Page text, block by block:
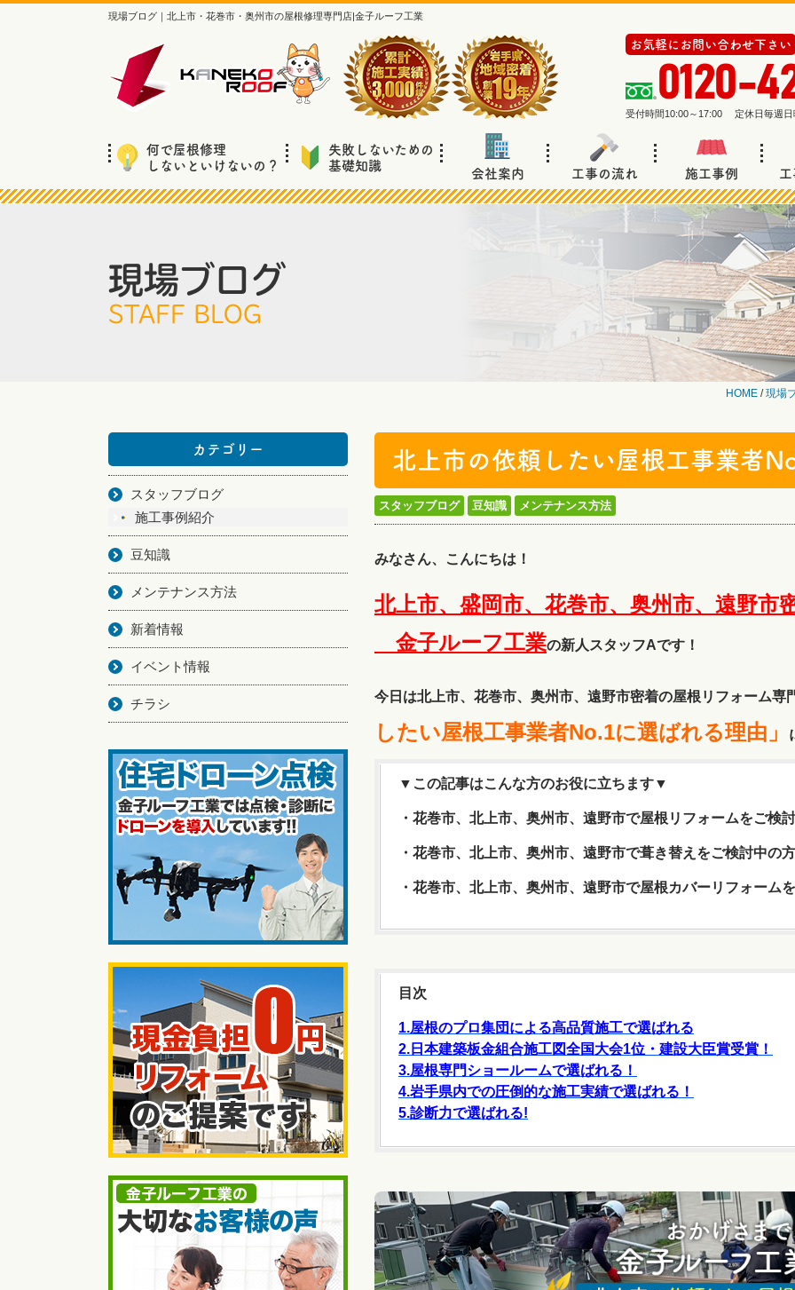
現場ブログ｜北上市・花巻市・奥州市の屋根修理専門店|金子ルーフ工業
お気軽にお問い合わせ下さい
0120-
受付時間10:00～17:00 定休日毎週日
何で屋根修理
しないといけないの？
失敗しないための
基礎知識
会社案内 工事の流れ 施工事例 工
現場ブログ
STAFF BLOG
HOME /現場
北上市の依頼したい屋根工事業者
スタッフブログ 豆知識 メンテナンス方法
みなさん、こんにちは！
北上市、盛岡市、花巻市、奥州市、遠野市
金子ルーフ工業の新人スタッフAです！
今日は北上市、花巻市、奥州市、遠野市密着の屋根リフォーム専
したい屋根工事業者No.1に選ばれる理由」
▼この記事はこんな方のお役に立ちます▼
・花巻市、北上市、奥州市、遠野市で屋根リフォームをご検
・花巻市、北上市、奥州市、遠野市で葺き替えをご検討中の方
・花巻市、北上市、奥州市、遠野市で屋根カバーリフォーム
目次
1.屋根のプロ集団による高品質施工で選ばれる
2.日本建築板金組合施工図全国大会1位・建設大臣賞受賞！
3.屋根専門ショールームで選ばれる！
4.岩手県内での圧倒的な施工実績で選ばれる！
5.診断力で選ばれる!
カテゴリー
スタッフブログ
施工事例紹介
豆知識
メンテナンス方法
新着情報
イベント情報
チラシ